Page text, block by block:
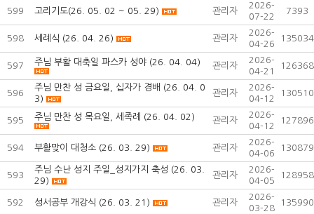
599 고리기도(26. 05. 02 ~ 05. 29) 관리자
2026-
07-22
7393
598 세례식 (26. 04. 26) 관리자
2026-
04-26
135034
597 주님 부활 대축일 파스카 성야 (26. 04. 04) 관리자
2026-
04-21
126368
596
주님 만찬 성 금요일, 십자가 경배 (26. 04. 0
3)
관리자
2026-
04-12
130510
595 주님 만찬 성 목요일, 세족례 (26. 04. 02) 관리자
2026-
04-12
127896
594 부활맞이 대청소 (26. 03. 29) 관리자
2026-
04-06
130879
593
주님 수난 성지 주일_성지가지 축성 (26. 03.
29)
관리자
2026-
04-05
128958
592 성서공부 개강식 (26. 03. 21) 관리자
2026-
03-28
135990